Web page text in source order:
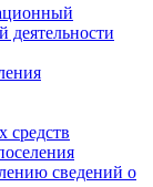
деятельности
средств
сведений о